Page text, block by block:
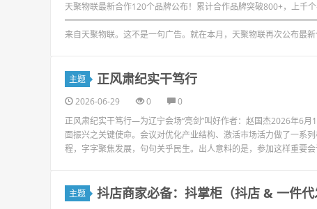
天聚物联最新合作120个品牌公布！累计合作品牌突破800+，上千
━━━━━━━━━━━━━━━━━━━━━━━━━━━━━━━━━━━文|
来自天聚物联。这不是一句广告。就在本月，天聚物联再次公布
主题 正风肃纪实干笃行
2026-06-29 0
0
正风肃纪实干笃行—为辽宁会场“亮剑”叫好作者：赵国杰2026年6
面振兴之关键使命。会议对优化产业结构、激活市场活力做了一系
程，字字聚焦发展，句句关乎民生。出人意料的是，参加这样重要
主题 抖店商家必备：抖掌柜（抖店 & 一件